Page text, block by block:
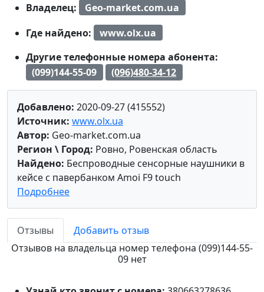
Владелец:
Geo-market.com.ua
Где найдено:
www.olx.ua
Другие телефонные номера абонента:
(099)144-55-09
(096)480-34-12
Добавлено: 2020-09-27 (415552)
Источник: www.olx.ua
Автор: Geo-market.com.ua
Регион \ Город: Ровно, Ровенская область
Найдено: Беспроводные сенсорные наушники в
кейсе с павербанком Amoi F9 touch
Подробнее
Отзывы
Добавить отзыв
Отзывов на владельца номер телефона (099)144-55-
09 нет